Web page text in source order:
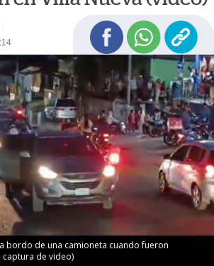
bordo de una camioneta cuando fueron
de video)